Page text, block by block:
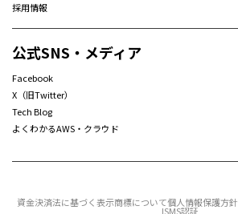
採用情報
公式SNS・メディア
Facebook
X（旧Twitter）
Tech Blog
よくわかるAWS・クラウド
資金決済法に基づく表示商標について個人情報保護方針
ISMS認証